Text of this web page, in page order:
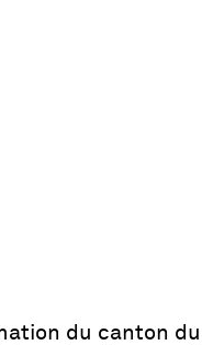
du canton